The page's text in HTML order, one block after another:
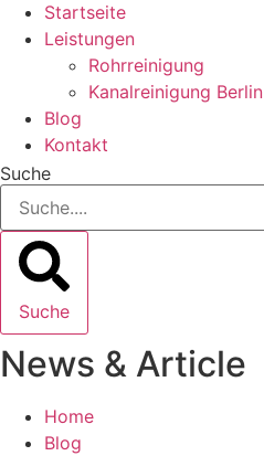
Startseite
Leistungen
Rohrreinigung
Kanalreinigung Berlin
Blog
Kontakt
Suche
Suche
News & Article
Home
Blog